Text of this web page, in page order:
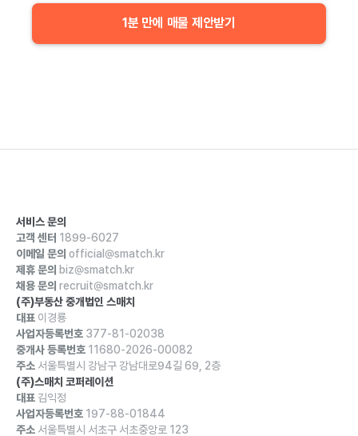
1분 만에 매물 제안받기
서비스 문의
고객 센터 1899-6027
이메일 문의 official@smatch.kr
제휴 문의 biz@smatch.kr
채용 문의 recruit@smatch.kr
(주)부동산 중개법인 스매치
대표 이경룡
사업자등록번호 377-81-02038
중개사 등록번호 11680-2026-00082
주소 서울특별시 강남구 강남대로94길 69, 2층
(주)스매치 코퍼레이션
대표 김익정
사업자등록번호 197-88-01844
주소 서울특별시 서초구 서초중앙로 123